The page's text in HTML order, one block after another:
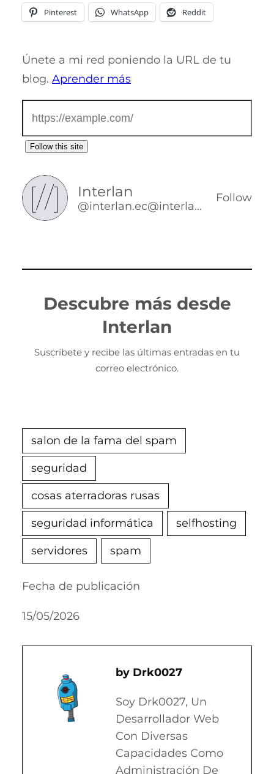
Pinterest WhatsApp Reddit
Únete a mi red poniendo la URL de tu
blog. Aprender más
Follow this site
Interlan
@interlan.ec@interlan.ec
Follow
Descubre más desde
Interlan
Suscríbete y recibe las últimas entradas en tu
correo electrónico.
salon de la fama del spam
seguridad
cosas aterradoras rusas
seguridad informática selfhosting
servidores spam
Fecha de publicación
15/05/2026
Drk0027
Soy Drk0027, Un
Desarrollador Web
Con Diversas
Capacidades Como
Administración De